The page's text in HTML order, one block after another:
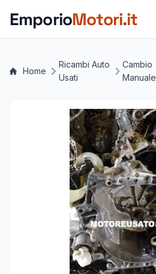
EmporioMotori.it
Home
Ricambi Auto
Usati
Cambio
Manuale